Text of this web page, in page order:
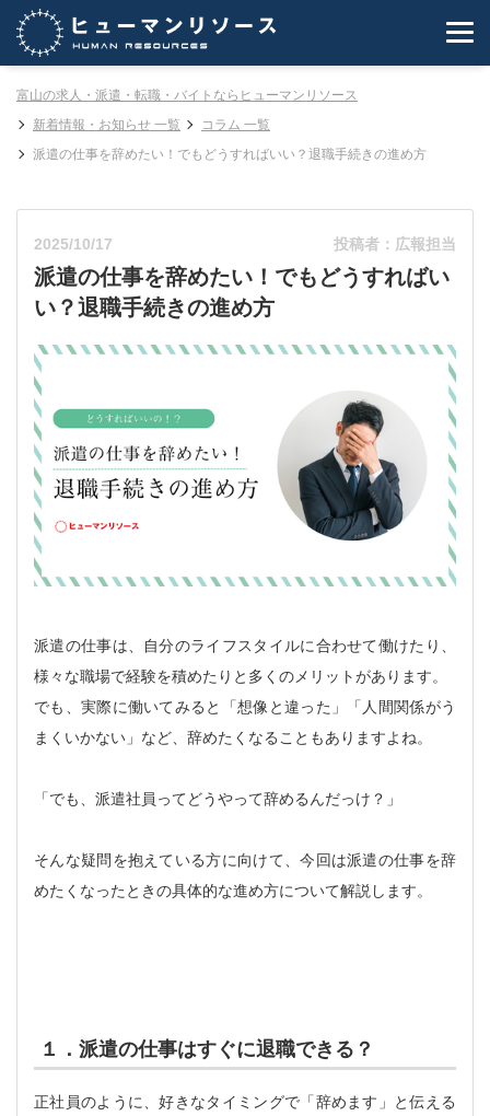
富山の求人・派遣・転職・バイトならヒューマンリソース
新着情報・お知らせ 一覧
コラム 一覧
派遣の仕事を辞めたい！でもどうすればいい？退職手続きの進め方
2025/10/17 投稿者：広報担当
派遣の仕事を辞めたい！でもどうすればい
い？退職手続きの進め方
派遣の仕事は、自分のライフスタイルに合わせて働けたり、
様々な職場で経験を積めたりと多くのメリットがあります。
でも、実際に働いてみると「想像と違った」「人間関係がう
まくいかない」など、辞めたくなることもありますよね。
「でも、派遣社員ってどうやって辞めるんだっけ？」
そんな疑問を抱えている方に向けて、今回は派遣の仕事を辞
めたくなったときの具体的な進め方について解説します。
１．派遣の仕事はすぐに退職できる？
正社員のように、好きなタイミングで「辞めます」と伝える